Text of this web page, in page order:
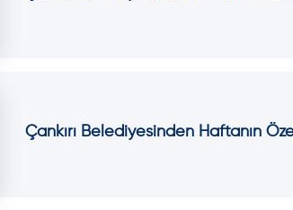
Çankırı Belediyesinden Haftanın